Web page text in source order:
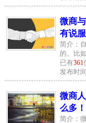
微商
有说
简介：
的。比
已有361
发布时
微商
么多！
简介：